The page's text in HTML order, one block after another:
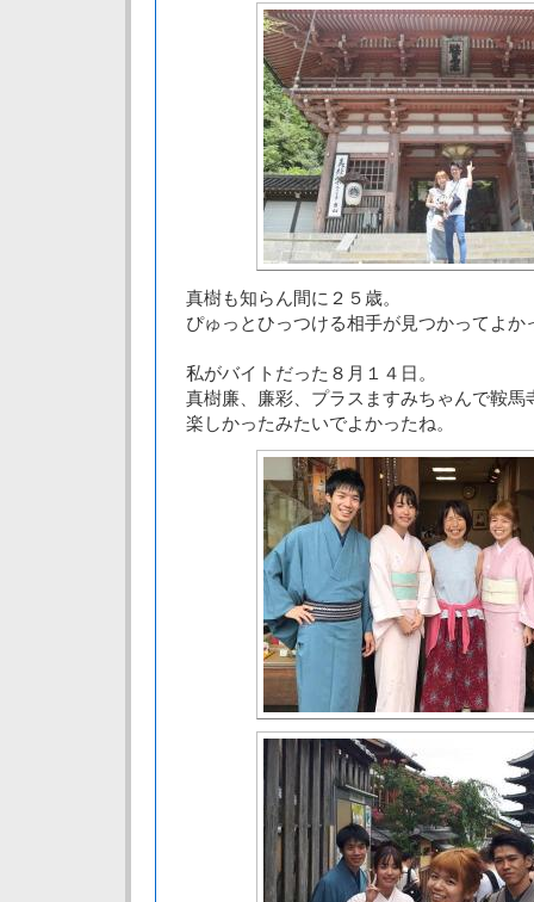
真樹も知らん間に２５歳。
ぴゅっとひっつける相手が見つかってよか
私がバイトだった８月１４日。
真樹廉、廉彩、プラスますみちゃんで鞍馬
楽しかったみたいでよかったね。